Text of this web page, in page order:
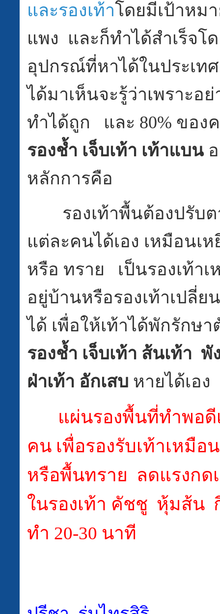
และรองเท้าโดยมีเป้าหม
แพง และก็ทำได้สำเร็จโ
อุปกรณ์ที่หาได้ในประเท
ได้มาเห็นจะรู้ว่าเพราะอ
ทำได้ถูก และ 80% ของ
รองช้ำ เจ็บเท้า เท้าแบน
หลักการคือ
รองเท้าพื้นต้องปรับต
แต่ละคนได้เอง เหมือนเ
หรือ ทราย เป็นรองเท้า
อยู่บ้านหรือรองเท้าเปลี่ย
ได้ เพื่อให้เท้าได้พักรักษา
รองช้ำ เจ็บเท้า ส้นเท้า พั
ฝ่าเท้า อักเสบ หายได้เอง
แผ่นรองพื้นที่ทำพอดี
คน เพื่อรองรับเท้าเหมื
หรือพื้นทราย ลดแรงกด
ในรองเท้า คัชชู หุ้มส้น
ทำ 20-30 นาที